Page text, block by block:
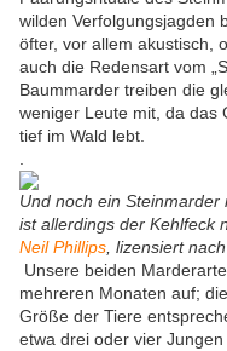
wilden Verfolgungsjagden
öfter, vor allem akustisch,
auch die Redensart vom
Baummarder treiben die
weniger Leute mit, da das
tief im Wald lebt.
Und noch ein
ist allerdings der Kehlfeck
Neil Phillips , lizensiert nach
Unsere beiden
mehreren Monaten auf;
Größe der Tiere
etwa drei oder vier